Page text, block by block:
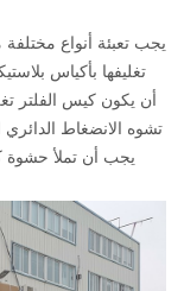
يجب تعبئة أنواع
تغليفها بأكياس
أن يكون كيس الفلتر
تشوه الانضغاط
يجب أن تملأ حشوة